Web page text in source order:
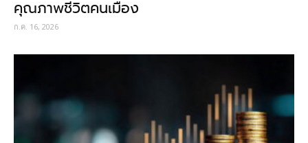
คุณภาพชีวิตคนเมือง
ก.ค. 16, 2026